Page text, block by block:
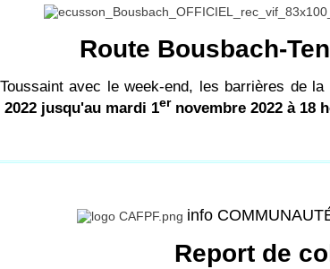
Route Bousbach-
avec le week-end, les barrières de
jusqu'au mardi 1er novembre 2022 à 18
info
Report de